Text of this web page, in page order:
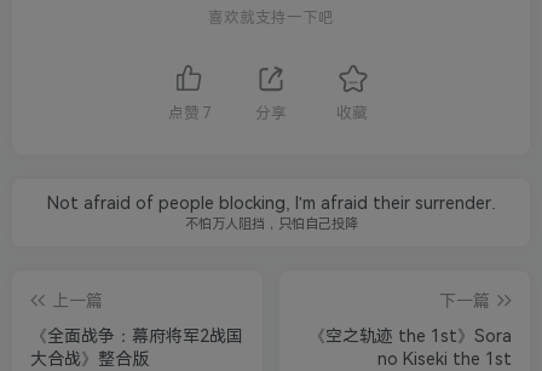
喜欢就支持一下吧
点赞 7 分享 收藏
Not afraid of people blocking, I'm afraid their surrender.
不怕万人阻挡，只怕自己投降
上一篇
《全面战争：幕府将军2战国
大合战》整合版
下一篇
《空之轨迹 the 1st》Sora
no Kiseki the 1st